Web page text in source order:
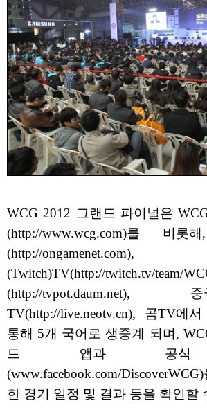
WCG 2012 그랜드 파이널은
(http://www.wcg.com)를 비
(http://
(Twitch)TV(http://twitch.tv/team/
(http://
TV(http://live.neotv.cn), 곰TV에
통해 5개 국어로 생중계 되며,
드 앱과 공식
(www.facebook.com/
한 경기 일정 및 결과 등을 확인할